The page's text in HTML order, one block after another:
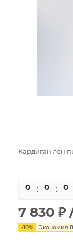
Кардиган лен
0 0 0
7 830 ₽
-10% Экономия